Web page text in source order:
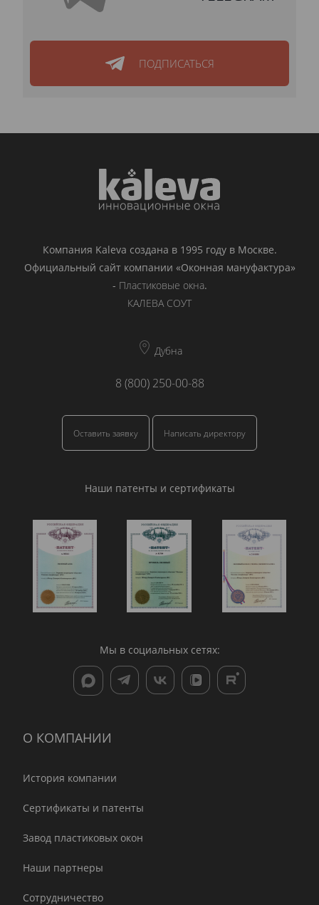
ПОДПИСАТЬСЯ
Компания Kaleva создана в 1995 году в Москве.
Официальный сайт компании «Оконная мануфактура»
- Пластиковые окна.
КАЛЕВА СОУТ
Дубна
8 (800) 250-00-88
Оставить заявку Написать директору
Наши патенты и сертификаты
Мы в социальных сетях:
О КОМПАНИИ
История компании
Сертификаты и патенты
Завод пластиковых окон
Наши партнеры
Сотрудничество